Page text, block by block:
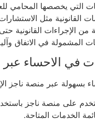
التي يخصصها المحامي
القانونية مثل
الإجراءات القانونية
في الاتفاق
في الاحساء عبر
بسهولة عبر منصة ناجز
على منصة ناجز باستخدام
الخدمات المتاحة.